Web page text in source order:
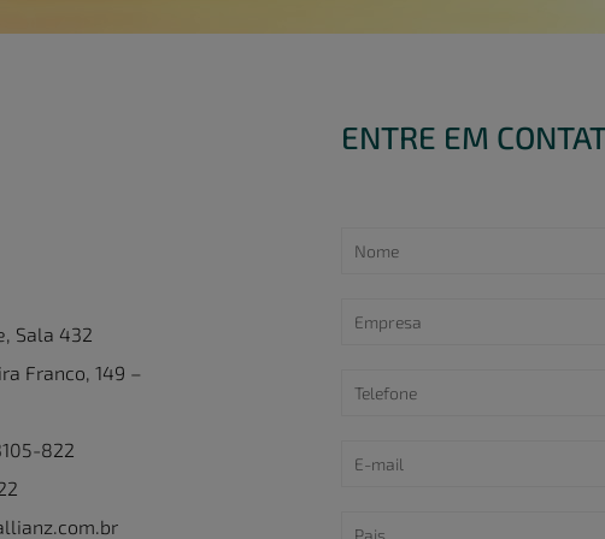
Sala 432
Franco, 149 –
822
ENTRE EM